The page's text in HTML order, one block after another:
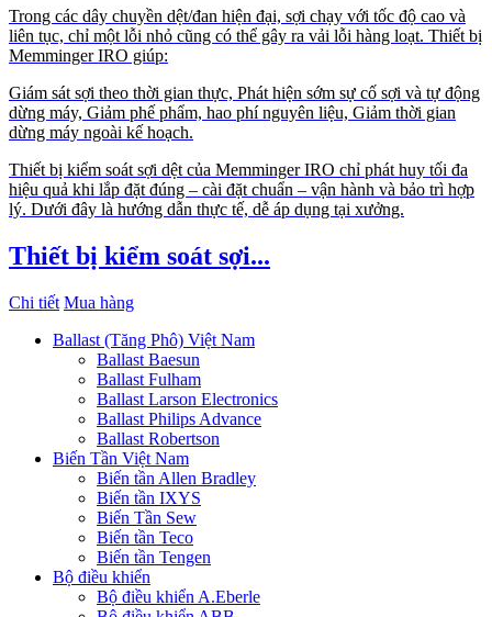
Trong các dây chuyền dệt/đan hiện đại, sợi chạy với tốc độ cao và
liên tục, chỉ một lỗi nhỏ cũng có thể gây ra vải lỗi hàng loạt. Thiết bị
Memminger IRO giúp:
Giám sát sợi theo thời gian thực, Phát hiện sớm sự cố sợi và tự động
dừng máy, Giảm phế phẩm, hao phí nguyên liệu, Giảm thời gian
dừng máy ngoài kế hoạch.
Thiết bị kiểm soát sợi dệt của Memminger IRO chỉ phát huy tối đa
hiệu quả khi lắp đặt đúng – cài đặt chuẩn – vận hành và bảo trì hợp
lý. Dưới đây là hướng dẫn thực tế, dễ áp dụng tại xưởng.
Thiết bị kiểm soát sợi...
Chi tiết Mua hàng
Ballast (Tăng Phô) Việt Nam
Ballast Baesun
Ballast Fulham
Ballast Larson Electronics
Ballast Philips Advance
Ballast Robertson
Biến Tần Việt Nam
Biến tần Allen Bradley
Biến tần IXYS
Biến Tần Sew
Biến tần Teco
Biến tần Tengen
Bộ điều khiển
Bộ điều khiển A.Eberle